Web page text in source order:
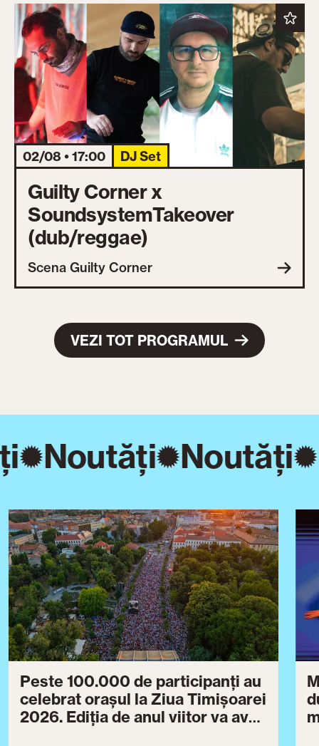
02/08 • 17:00 DJ Set
Guilty Corner x
SoundsystemTakeover
(dub/reggae)
Scena Guilty Corner
VEZI TOT PROGRAMUL
Noutăți Noutăți
Peste 100.000 de participanți au
celebrat orașul la Ziua Timișoarei
2026. Ediția de anul viitor va avea